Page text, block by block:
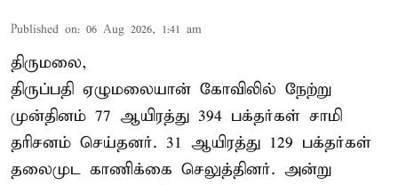
Published on: 06 Aug 2026, 1:41 am
திருமலை,
திருப்பதி ஏழுமலையான் கோவிலில் நேற்று
முன்தினம் 77 ஆயிரத்து 394 பக்தர்கள் சாமி
தரிசனம் செய்தனர். 31 ஆயிரத்து 129 பக்தர்கள்
தலைமுட காணிக்கை செலுத்தினர். அன்று